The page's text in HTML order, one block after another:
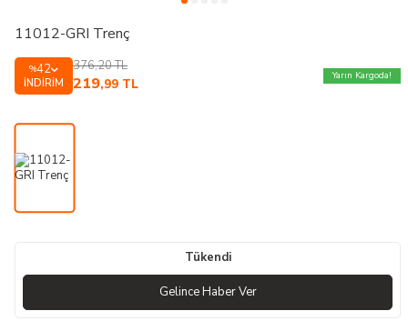
11012-GRI Trenç
%42
İNDIRIM
376,20TL
219,99 TL
Yarın Kargoda!
Tükendi
Gelince Haber Ver